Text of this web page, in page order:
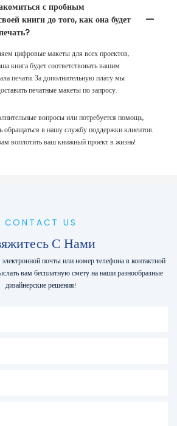
с пробным
книги до того, как она будет
цифровые макеты для всех проектов,
книга будет соответствовать вашим
печати. ​​За дополнительную плату мы
печатные макеты по запросу.
вопросы или потребуется помощь,
обращаться в нашу службу поддержки клиентов.
воплотить ваш книжный проект в жизнь!
CONTACT US
С Нами
почты или номер телефона в контактной
вам бесплатную смету на наши разнообразные
дизайнерские решения!